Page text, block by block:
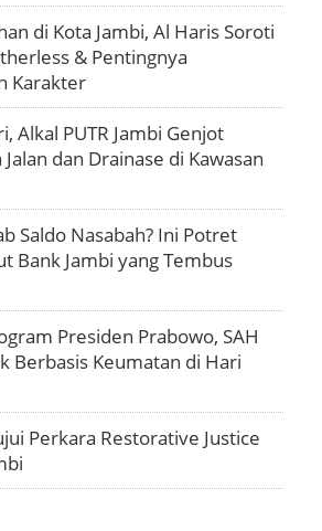
di Kota Jambi, Al Haris Soroti
& Pentingnya
Karakter
Alkal PUTR Jambi Genjot
dan Drainase di Kawasan
Saldo Nasabah? Ini Potret
Bank Jambi yang Tembus
Presiden Prabowo, SAH
Berbasis Keumatan di Hari
Perkara Restorative Justice